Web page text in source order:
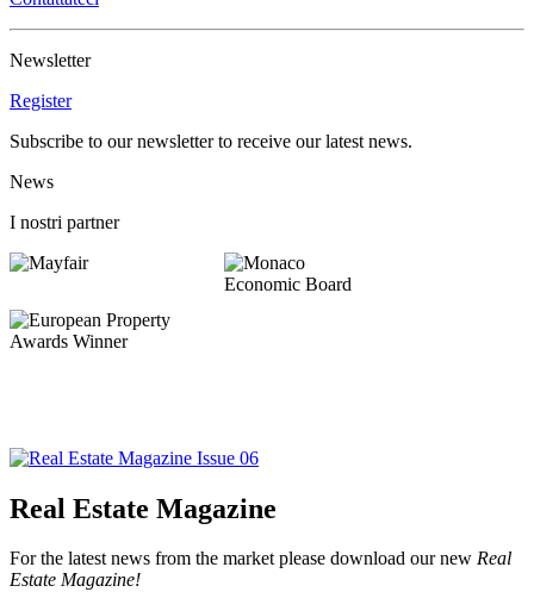
Newsletter
Register
Subscribe to our newsletter to receive our latest news.
News
I nostri partner
Real Estate Magazine
For the latest news from the market please download our new Real
Estate Magazine!